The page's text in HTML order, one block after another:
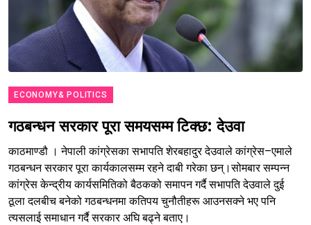
ECONOMY& POLITICS
गठबन्धन सरकार पूरा समयसम्म टिक्छ: देउवा
काठमाण्डौ । नेपाली कांग्रेसका सभापति शेरबहादुर देउवाले कांग्रेस–एमाले
गठबन्धन सरकार पूरा कार्यकालसम्म रहने दाबी गरेका छन्।सोमबार सम्पन्न
कांग्रेस केन्द्रीय कार्यसमितिको बैठकको समापन गर्दै सभापति देउवाले दुई
ठूला दलबीच बनेको गठबन्धनमा कतिपय चुनौतीहरू आउनसक्ने भए पनि
त्यसलाई समाधान गर्दै सरकार अघि बढ्ने बताए।